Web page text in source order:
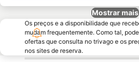
Mostrar mais
Os preços e a disponibilidade que
mudam frequentemente. Como tal,
ofertas que consulta no trivago e os
nos sites de reserva.